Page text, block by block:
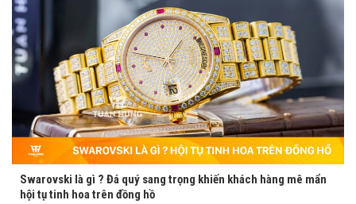
Swarovski là gì ? Đá quý sang trọng khiến khách hàng mê mẩn
hội tụ tinh hoa trên đồng hồ